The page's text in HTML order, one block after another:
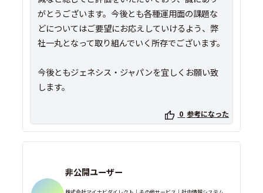
がとうございます。今後とも各種運用面の課題な
どについてはご要望にお応えしていけるよう、弊
社一丸となって取り組んでいく所存でございます。
今後ともジェネシス・ジャパンを宜しくお願い致
0 参考になった
非公開ユーザー